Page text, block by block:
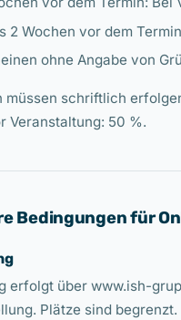
2 Wochen vor dem
ohne Angabe von
müssen schriftlich
Veranstaltung: 50 %.
Bedingungen für
erfolgt über www.ish-
Plätze sind begrenzt.